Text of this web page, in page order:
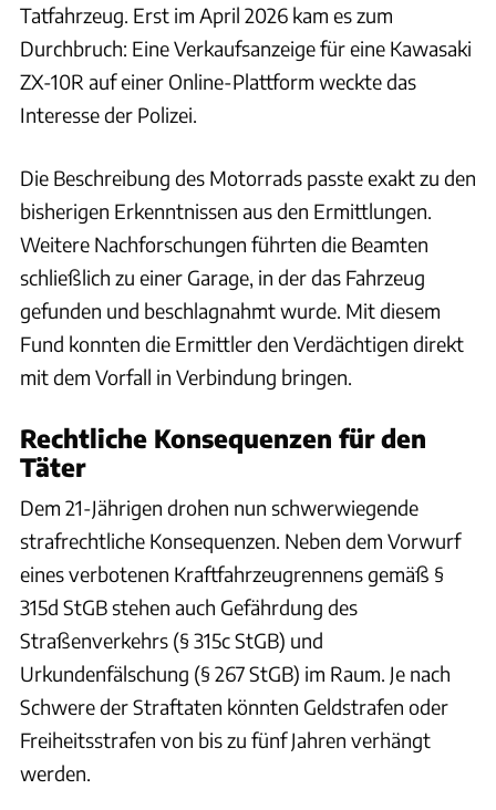
Tatfahrzeug. Erst im April 2026 kam es zum
Durchbruch: Eine Verkaufsanzeige für eine Kawasaki
ZX-10R auf einer Online-Plattform weckte das
Interesse der Polizei.
Die Beschreibung des Motorrads passte exakt zu den
bisherigen Erkenntnissen aus den Ermittlungen.
Weitere Nachforschungen führten die Beamten
schließlich zu einer Garage, in der das Fahrzeug
gefunden und beschlagnahmt wurde. Mit diesem
Fund konnten die Ermittler den Verdächtigen direkt
mit dem Vorfall in Verbindung bringen.
Rechtliche Konsequenzen für den
Täter
Dem 21-Jährigen drohen nun schwerwiegende
strafrechtliche Konsequenzen. Neben dem Vorwurf
eines verbotenen Kraftfahrzeugrennens gemäß §
315d StGB stehen auch Gefährdung des
Straßenverkehrs (§ 315c StGB) und
Urkundenfälschung (§ 267 StGB) im Raum. Je nach
Schwere der Straftaten könnten Geldstrafen oder
Freiheitsstrafen von bis zu fünf Jahren verhängt
werden.